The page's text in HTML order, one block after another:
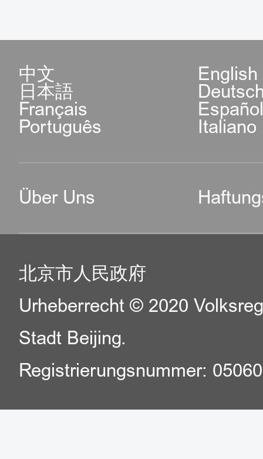
中文 English
日本語
Français
Português Italiano
Über Uns
北京市人民政府
Urheberrecht © 2020
Stadt Beijing.
Registrierungsnummer: